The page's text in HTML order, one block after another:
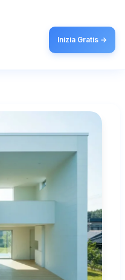
Inizia Gratis →